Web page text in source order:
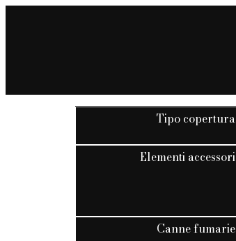
Tipo copertura
Elementi accessori
Canne fumarie